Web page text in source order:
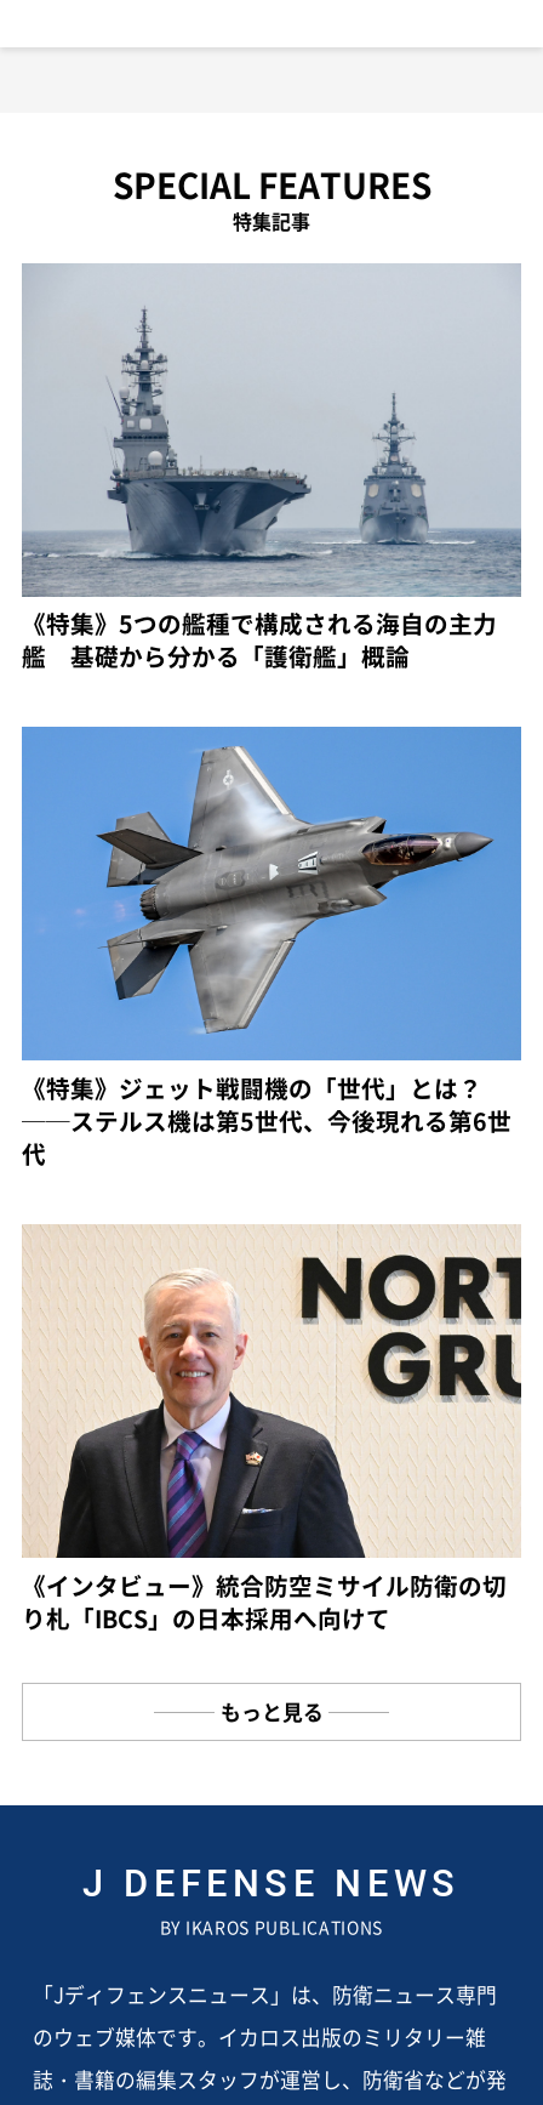
SPECIAL FEATURES
特集記事
《特集》5つの艦種で構成される海自の主力
艦 基礎から分かる「護衛艦」概論
《特集》ジェット戦闘機の「世代」とは？
──ステルス機は第5世代、今後現れる第6世
代
《インタビュー》統合防空ミサイル防衛の切
り札「IBCS」の日本採用へ向けて
もっと見る
J DEFENSE NEWS
BY IKAROS PUBLICATIONS
「Jディフェンスニュース」は、防衛ニュース専門
のウェブ媒体です。イカロス出版のミリタリー雑
誌・書籍の編集スタッフが運営し、防衛省などが発